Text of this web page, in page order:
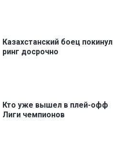
Казахстанский боец покинул
ринг досрочно
Кто уже вышел в плей-офф
Лиги чемпионов